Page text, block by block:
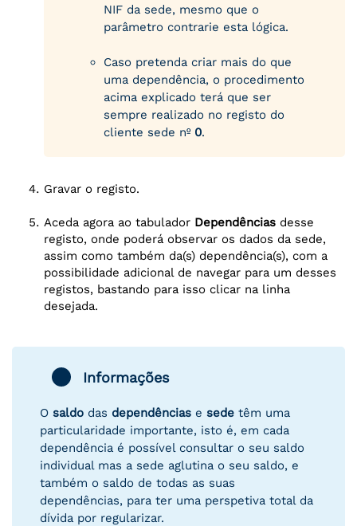
NIF da sede, mesmo que o
parâmetro contrarie esta lógica.
Caso pretenda criar mais do que
uma dependência, o procedimento
acima explicado terá que ser
sempre realizado no registo do
cliente sede nº 0.
Gravar o registo.
Aceda agora ao tabulador Dependências desse
registo, onde poderá observar os dados da sede,
assim como também da(s) dependência(s), com a
possibilidade adicional de navegar para um desses
registos, bastando para isso clicar na linha
desejada.
Informações
O saldo das dependências e sede têm uma
particularidade importante, isto é, em cada
dependência é possível consultar o seu saldo
individual mas a sede aglutina o seu saldo, e
também o saldo de todas as suas
dependências, para ter uma perspetiva total da
dívida por regularizar.